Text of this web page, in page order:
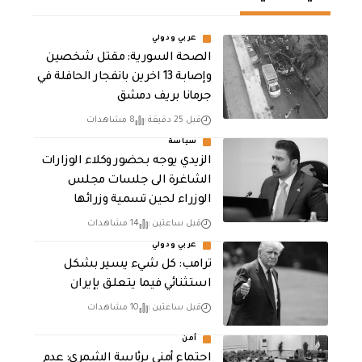
عربي ودولي
الصحة السورية: مقتل شخصين
وإصابة 13 اخرين بانفجار الحافلة في
جرمانا بريف دمشق
قبل 25 دقيقة 8 مشاهدات
سياسة
الزيدي يوجه بحضور وكلاء الوزارات
الشاغرة الى جلسات مجلس
الوزراء لحين تسمية وزرائها
قبل ساعتين 14 مشاهدات
عربي ودولي
ترامب: كل شيء يسير بشكل
استثنائي فيما يتعلق بإيران
قبل ساعتين 10 مشاهدات
أمن
اجتماع أمني برئاسة الشمري: عدم